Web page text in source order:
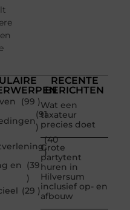
(99 )
(91
)
(40
)
en
(39
)
(29 )
RECENTE
BERICHTEN
Wat een
taxateur
precies doet
Grote
partytent
huren in
Hilversum
inclusief op- en
afbouw